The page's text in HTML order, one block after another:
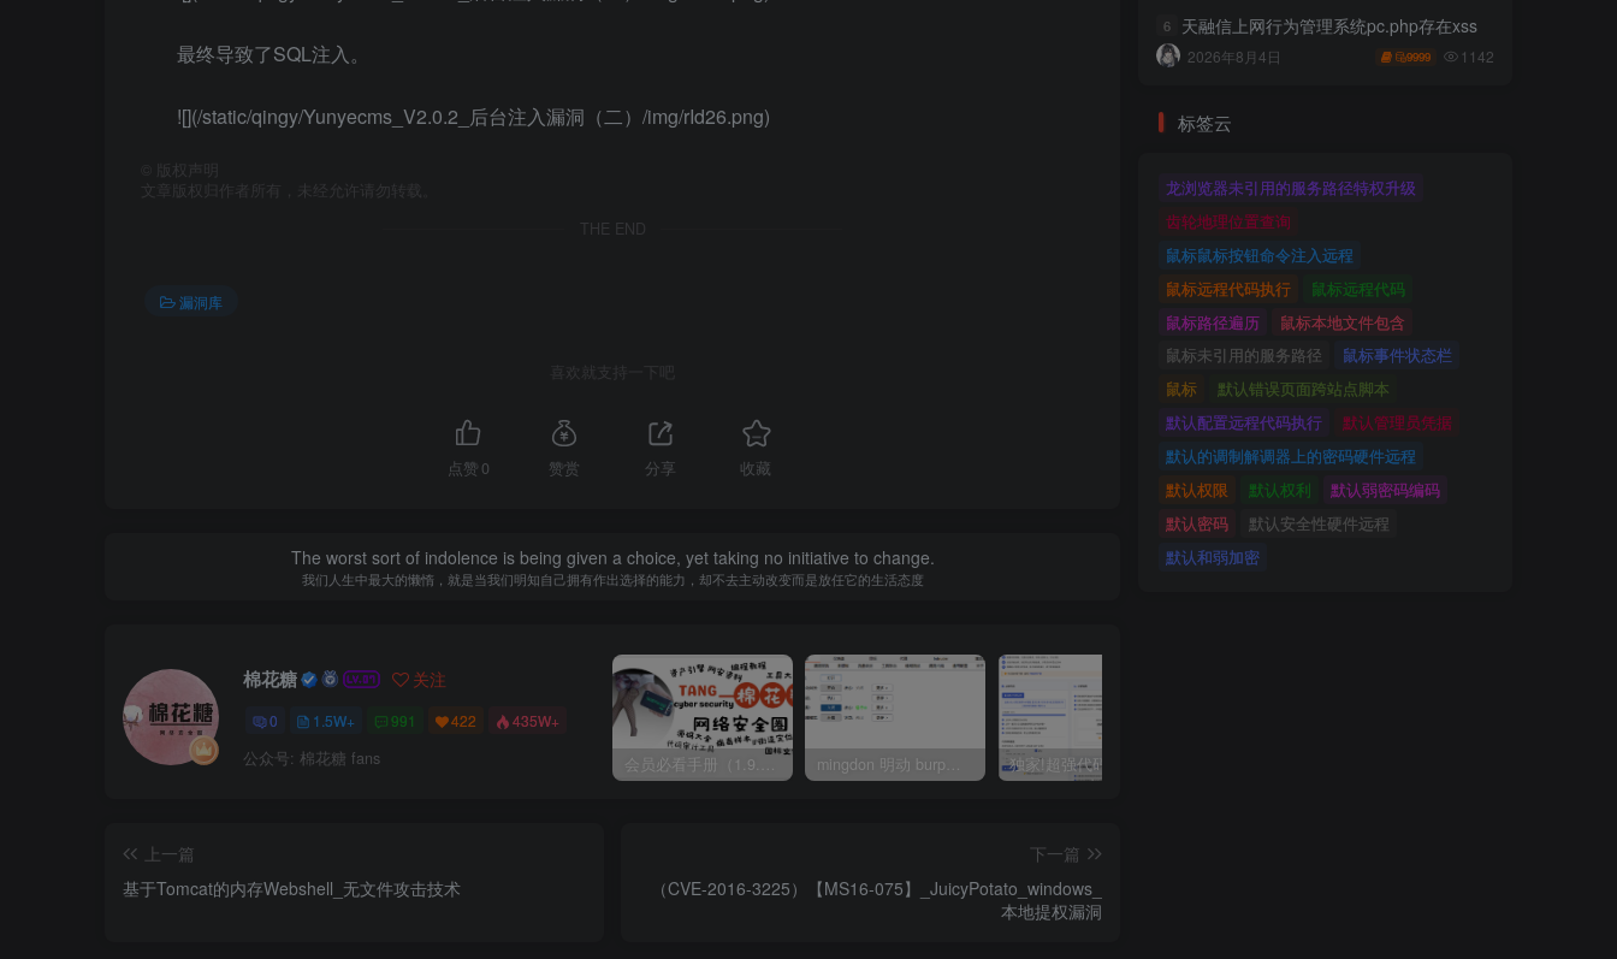
最终导致了SQL注入。
![](/static/qingy/Yunyecms_V2.0.2_后台注入漏洞（二）/img/rId26.png)
版权声明
文章版权归作者所有，未经允许请勿转载。
THE END
漏洞库
喜欢就支持一下吧
点赞 0 赞赏 分享 收藏
The worst sort of indolence is being given a choice, yet taking no initiative to change.
我们人生中最大的懒惰，就是当我们明知自己拥有作出选择的能力，却不去主动改变而是放任它的生活态度
棉花糖 关注
0 1.5W+ 991 422 435W+
公众号: 棉花糖 fans
上一篇
基于Tomcat的内存Webshell_无文件攻击技术
下一篇
（CVE-2016-3225）【MS16-075】_JuicyPotato_windows_
本地提权漏洞
6 天融信上网行为管理系统pc.php存在xss
2026年8月4日 9999 1142
标签云
龙浏览器未引用的服务路径特权升级
齿轮地理位置查询
鼠标鼠标按钮命令注入远程
鼠标远程代码执行
鼠标远程代码
鼠标路径遍历
鼠标本地文件包含
鼠标未引用的服务路径
鼠标事件状态栏
鼠标
默认错误页面跨站点脚本
默认配置远程代码执行
默认管理员凭据
默认的调制解调器上的密码硬件远程
默认权限
默认权利
默认弱密码编码
默认密码
默认安全性硬件远程
默认和弱加密